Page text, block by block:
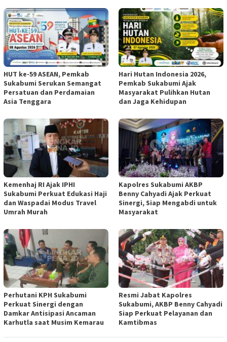
HUT ke-59 ASEAN, Pemkab
Sukabumi Serukan Semangat
Persatuan dan Perdamaian
Asia Tenggara
Hari Hutan Indonesia 2026,
Pemkab Sukabumi Ajak
Masyarakat Pulihkan Hutan
dan Jaga Kehidupan
Kemenhaj RI Ajak IPHI
Sukabumi Perkuat Edukasi Haji
dan Waspadai Modus Travel
Umrah Murah
Kapolres Sukabumi AKBP
Benny Cahyadi Ajak Perkuat
Sinergi, Siap Mengabdi untuk
Masyarakat
Perhutani KPH Sukabumi
Perkuat Sinergi dengan
Damkar Antisipasi Ancaman
Karhutla saat Musim Kemarau
Resmi Jabat Kapolres
Sukabumi, AKBP Benny Cahyadi
Siap Perkuat Pelayanan dan
Kamtibmas